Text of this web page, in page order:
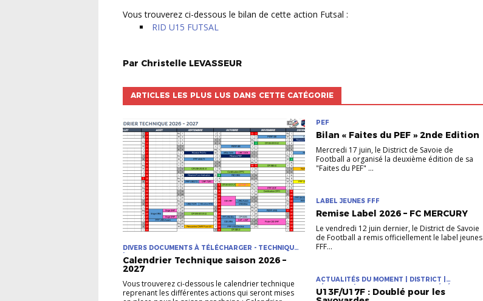
Vous trouverez ci-dessous le bilan de cette action Futsal :
RID U15 FUTSAL
Par Christelle LEVASSEUR
ARTICLES LES PLUS LUS DANS CETTE CATÉGORIE
DIVERS DOCUMENTS À TÉLÉCHARGER - TECHNIQUE
| TECHNIQUE
Calendrier Technique saison 2026 –
2027
Vous trouverez ci-dessous le calendrier technique
reprenant les différentes actions qui seront mises
PEF
Bilan « Faites du PEF » 2nde Edition
Mercredi 17 juin, le District de Savoie de
Football a organisé la deuxième édition de sa
"Faites du PEF" ...
LABEL JEUNES FFF
Remise Label 2026 – FC MERCURY
Le vendredi 12 juin dernier, le District de Savoie
de Football a remis officiellement le label jeunes
FFF...
ACTUALITÉS DU MOMENT | DISTRICT |
FÉMININES | PLAN PERFORMANCE FÉDÉRAL
U13F/U17F : Doublé pour les